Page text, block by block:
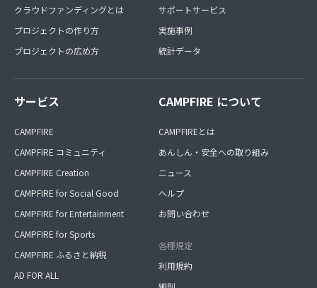
クラウドファンディングとは
プロジェクトの作り方
プロジェクトの広め方
サポートサービス
実施事例
統計データ
サービス
CAMPFIRE
CAMPFIRE コミュニティ
CAMPFIRE Creation
CAMPFIRE for Social Good
CAMPFIRE for Entertainment
CAMPFIRE for Sports
CAMPFIRE ふるさと納税
AD FOR ALL
CAMPFIRE について
CAMPFIREとは
あんしん・安全への取り組み
ニュース
ヘルプ
お問い合わせ
各種規定
利用規約